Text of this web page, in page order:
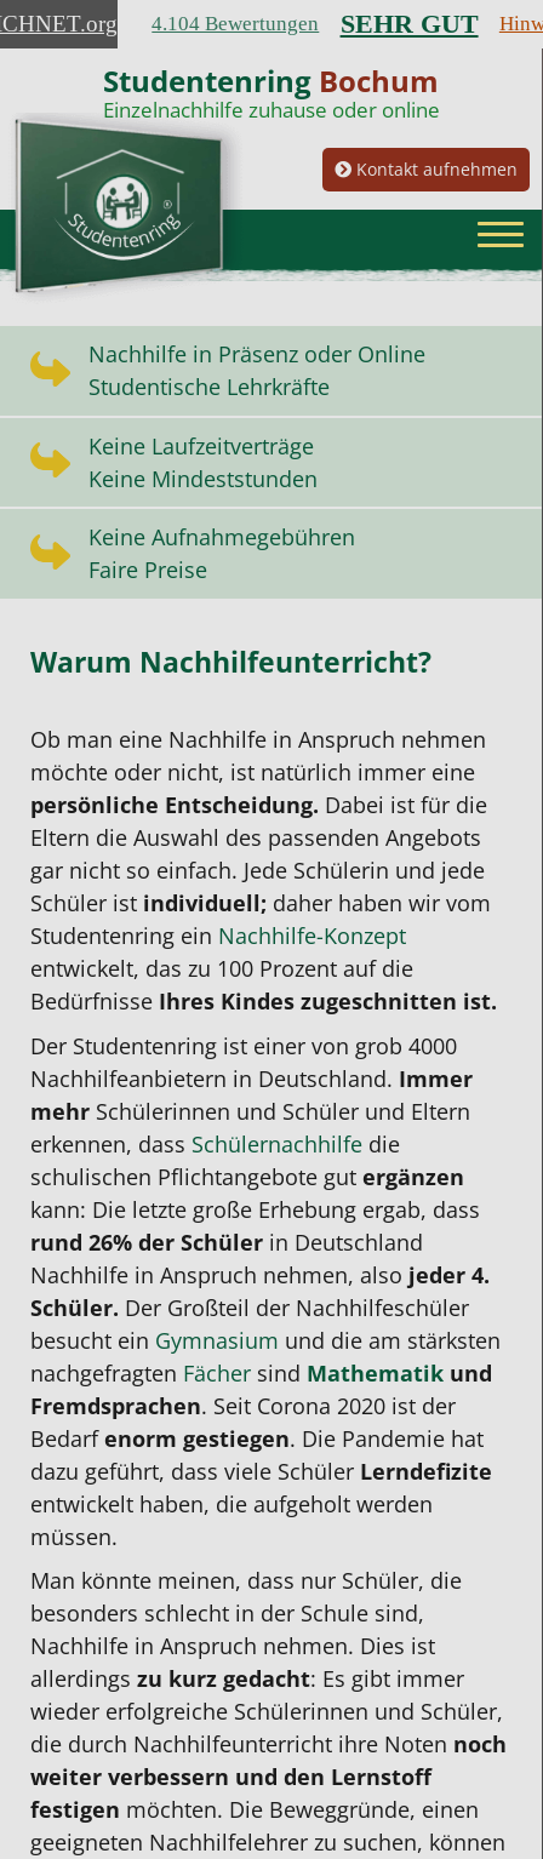
.org 4.104 Bewertungen SEHR GUT
Studentenring Bochum
Einzelnachhilfe zuhause oder online
Kontakt aufnehmen
Nachhilfe in Präsenz oder Online
Studentische Lehrkräfte
Keine Laufzeitverträge
Keine Mindeststunden
Keine Aufnahmegebühren
Faire Preise
Warum Nachhilfeunterricht?
Ob man eine Nachhilfe in Anspruch nehmen
möchte oder nicht, ist natürlich immer eine
persönliche Entscheidung. Dabei ist für die
Eltern die Auswahl des passenden Angebots
gar nicht so einfach. Jede Schülerin und jede
Schüler ist individuell; daher haben wir vom
Studentenring ein Nachhilfe-Konzept
entwickelt, das zu 100 Prozent auf die
Bedürfnisse Ihres Kindes zugeschnitten ist.
Der Studentenring ist einer von grob 4000
Nachhilfeanbietern in Deutschland. Immer
mehr Schülerinnen und Schüler und Eltern
erkennen, dass Schülernachhilfe die
schulischen Pflichtangebote gut ergänzen
kann: Die letzte große Erhebung ergab, dass
rund 26% der Schüler in Deutschland
Nachhilfe in Anspruch nehmen, also jeder 4.
Schüler. Der Großteil der Nachhilfeschüler
besucht ein Gymnasium und die am stärksten
nachgefragten Fächer sind Mathematik und
Fremdsprachen. Seit Corona 2020 ist der
Bedarfenorm gestiegen. Die Pandemie hat
dazu geführt, dass viele Schüler Lerndefizite
entwickelt haben, die aufgeholt werden
müssen.
Man könnte meinen, dass nur Schüler, die
besonders schlecht in der Schule sind,
Nachhilfe in Anspruch nehmen. Dies ist
allerdings zu kurz gedacht: Es gibt immer
wieder erfolgreiche Schülerinnen und Schüler,
die durch Nachhilfeunterricht ihre Noten noch
weiter verbessern und den Lernstoff
festigen möchten. Die Beweggründe, einen
geeigneten Nachhilfelehrer zu suchen, können